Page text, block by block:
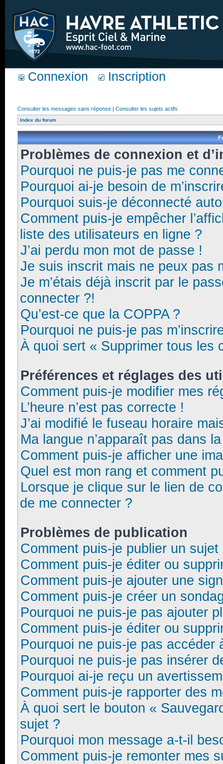
Connexion Inscription
Consulter les messages sans réponse | Consulter les sujets actifs
Index du forum
Problèmes de connexion et
Pourquoi ne puis-je pas me
Pourquoi ai-je besoin de
Pourquoi suis-je déconnecté
Comment puis-je empêcher
liste des utilisateurs en ligne ?
J’ai perdu mon mot de passe !
Je suis inscrit mais ne peux pas
Je m’étais déjà inscrit par le
connecter ?!
Qu’est-ce que la COPPA ?
Pourquoi ne puis-je pas
À quoi sert « Supprimer tous les
Préférences et réglages des
Comment puis-je modifier mes
L’heure n’est pas correcte !
J’ai modifié le fuseau horaire
Ma langue n’apparaît pas dans
Comment puis-je afficher une
Quel est mon rang et comment
Lorsque je clique sur le lien de
de me connecter ?
Problèmes de publication
Comment puis-je publier un
Comment puis-je éditer ou
Comment puis-je ajouter une
Comment puis-je créer un
Pourquoi ne puis-je pas ajouter
Comment puis-je éditer ou
Pourquoi ne puis-je pas accéder
Pourquoi ne puis-je pas insérer
Pourquoi ai-je reçu un
Comment puis-je rapporter des
À quoi sert le bouton «
sujet ?
Pourquoi mon message a-t-il
Comment puis-je remonter mes